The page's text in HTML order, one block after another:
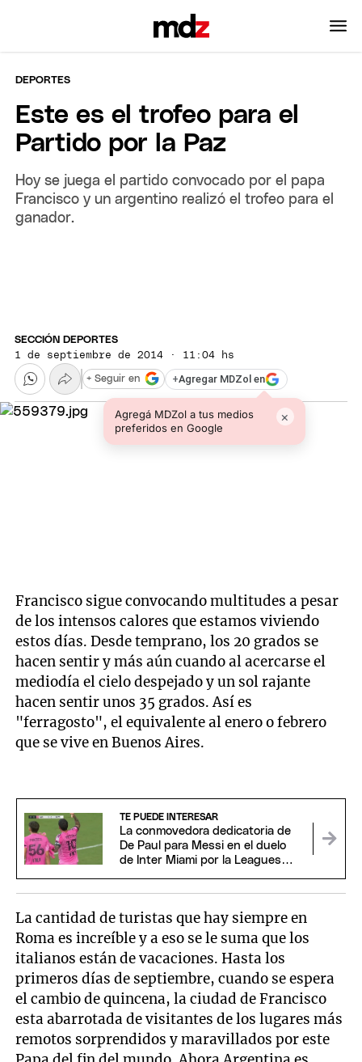
DEPORTES
Este es el trofeo para el
Partido por la Paz
Hoy se juega el partido convocado por el papa
Francisco y un argentino realizó el trofeo para el
ganador.
SECCIÓN DEPORTES
1 de septiembre de 2014 · 11:04 hs
+Agregar MDZol en
Agregá MDZol a tus medios
preferidos en Google
×
+ Seguir en
Francisco sigue convocando multitudes a pesar
de los intensos calores que estamos viviendo
estos días. Desde temprano, los 20 grados se
hacen sentir y más aún cuando al acercarse el
mediodía el cielo despejado y un sol rajante
hacen sentir unos 35 grados. Así es
"ferragosto", el equivalente al enero o febrero
que se vive en Buenos Aires.
TE PUEDE INTERESAR
La conmovedora dedicatoria de
De Paul para Messi en el duelo
de Inter Miami por la Leagues
La cantidad de turistas que hay siempre en
Roma es increíble y a eso se le suma que los
italianos están de vacaciones. Hasta los
primeros días de septiembre, cuando se espera
el cambio de quincena, la ciudad de Francisco
esta abarrotada de visitantes de los lugares más
remotos sorprendidos y maravillados por este